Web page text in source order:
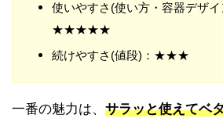
使いやすさ(使い方・容器デザイ
★★★★★
続けやすさ(値段)：★★★
一番の魅力は、 サラッと使えてベ